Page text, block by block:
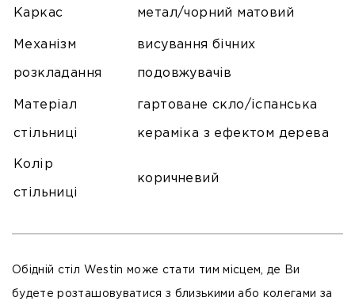
Каркас метал/чорний матовий
Механізм
розкладання
висування бічних
подовжувачів
Матеріал
стільниці
гартоване скло/іспанська
кераміка з ефектом дерева
Колір
стільниці
коричневий
Обідній стіл Westin може стати тим місцем, де Ви
будете розташовуватися з близькими або колегами за